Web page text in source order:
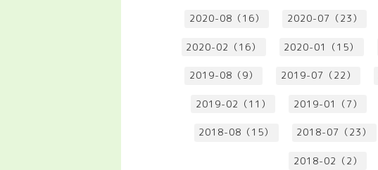
2020-08（16） 2020-07（23）
2020-02（16） 2020-01（15）
2019-08（9） 2019-07（22）
2019-02（11） 2019-01（7）
2018-08（15） 2018-07（23）
2018-02（2）